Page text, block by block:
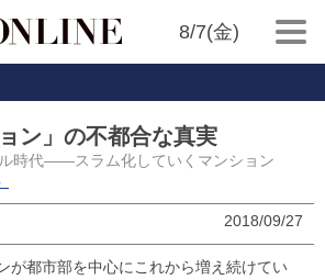
8/7(金)
ン」の不都合な真実
時代――スラム化していくマンション
2018/09/27
が都市部を中心にこれから増え続けてい